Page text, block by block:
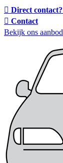
Direct contact?
Contact
Bekijk ons aanbod